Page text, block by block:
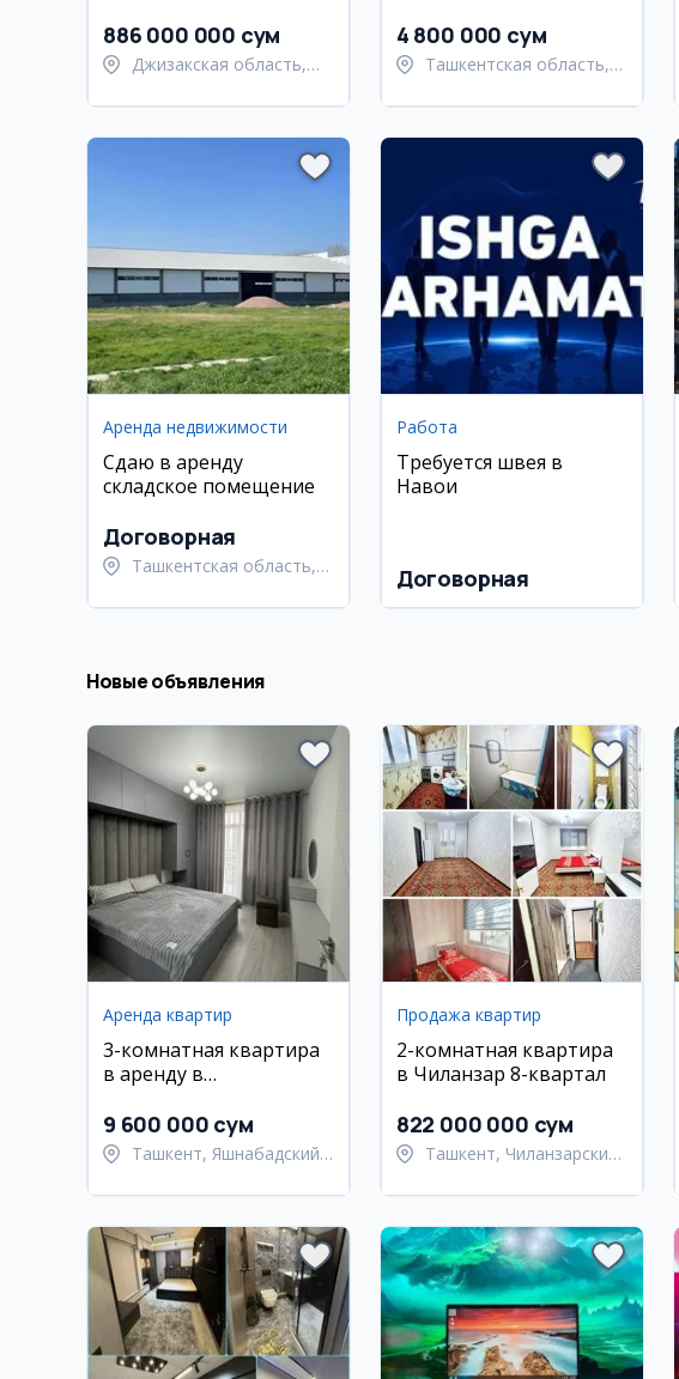
886 000 000 сум
Джизакская область,
4 800 000 сум
Ташкентская область,
Аренда недвижимости
Сдаю в аренду
складское помещение
Договорная
Ташкентская область,
Работа
Требуется швея в
Навои
Договорная
Новые объявления
Аренда квартир
3-комнатная квартира
в аренду в
Махтумкули
9 600 000 сум
Ташкент, Яшнабадский
Продажа квартир
2-комнатная квартира
в Чиланзар 8-квартал
822 000 000 сум
Ташкент, Чиланзарский